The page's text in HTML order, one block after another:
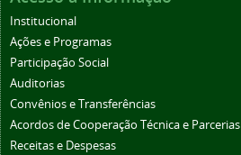
Institucional
Ações e Programas
Participação Social
Auditorias
Convênios e Transferências
Acordos de Cooperação Técnica e Parcerias
Receitas e Despesas